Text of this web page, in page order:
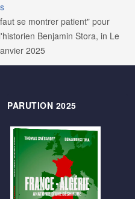
se montrer patient" pour
Benjamin Stora, in Le
2025
PARUTION 2025